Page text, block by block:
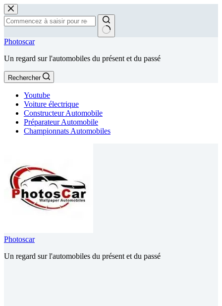
Passer
au
contenu
Aucun
Photoscar
Un regard sur l'automobiles du présent et du passé
Rechercher
Youtube
Voiture électrique
Constructeur Automobile
Préparateur Automobile
Championnats Automobiles
Photoscar
Un regard sur l'automobiles du présent et du passé